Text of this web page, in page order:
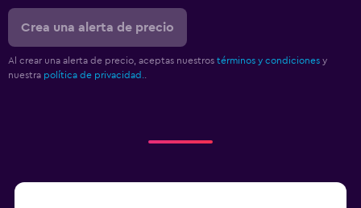
Crea una alerta de precio
Al crear una alerta de precio, aceptas nuestros términos y condiciones y
nuestra política de privacidad.